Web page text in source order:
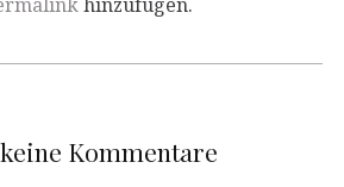
Kommentare